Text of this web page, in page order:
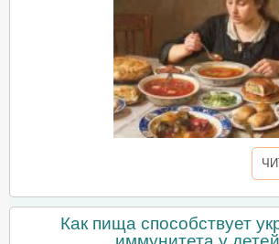
Как пища способствует